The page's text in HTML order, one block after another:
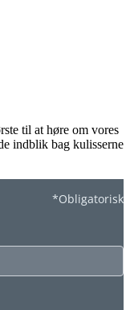
til at høre om vores
indblik bag kulisserne
*Obligatorisk